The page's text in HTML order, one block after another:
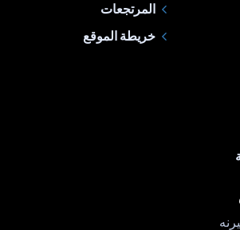
المرتجعات
خريطة الموقع